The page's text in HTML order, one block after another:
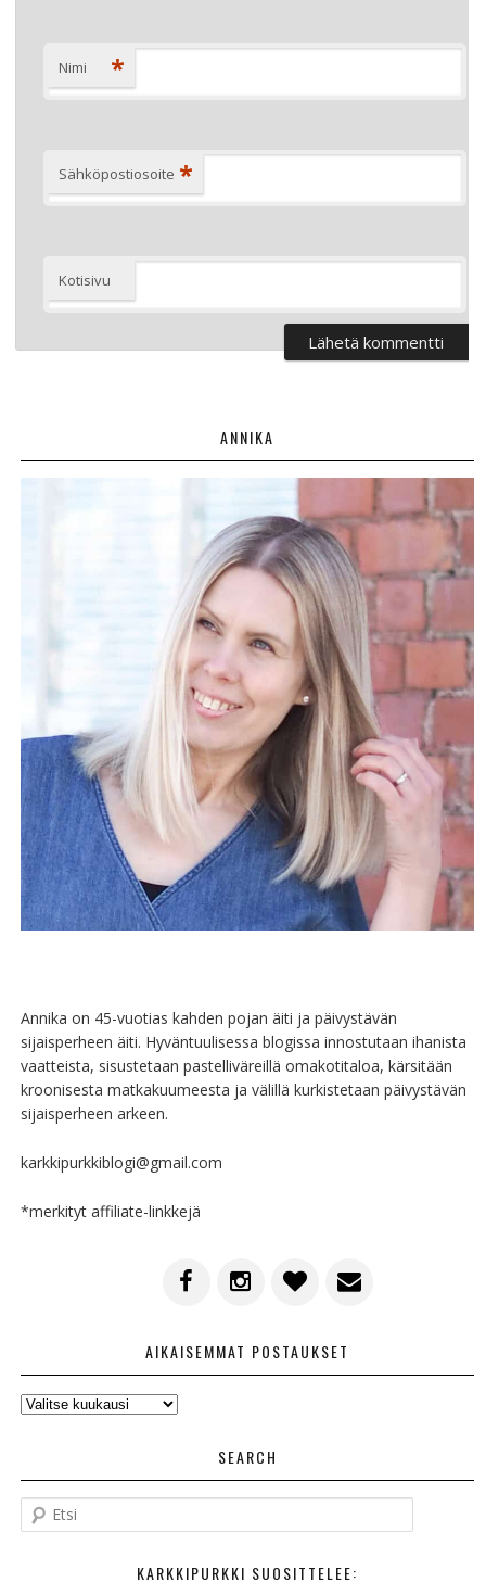
Nimi *
Sähköpostiosoite *
Kotisivu
ANNIKA
Annika on 45-vuotias kahden pojan äiti ja päivystävän
sijaisperheen äiti. Hyväntuulisessa blogissa innostutaan ihanista
vaatteista, sisustetaan pastelliväreillä omakotitaloa, kärsitään
kroonisesta matkakuumeesta ja välillä kurkistetaan päivystävän
sijaisperheen arkeen.
karkkipurkkiblogi@gmail.com
*merkityt affiliate-linkkejä
AIKAISEMMAT POSTAUKSET
AIKAISEMMAT
SEARCH
t
KARKKIPURKKI SUOSITTELEE: